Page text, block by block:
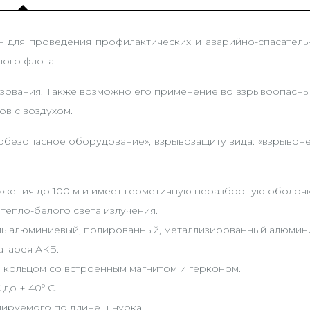
для проведения профилактических и аварийно-
флота.
Также возможно его применение во
с воздухом.
оборудование», взрывозащиту вида:
до 100 м и имеет герметичную неразборную
белого света излучения.
алюминиевый, полированный, металлизированный
АКБ.
со встроенным магнитом и герконом.
+ 40º С.
по длине шнурка.